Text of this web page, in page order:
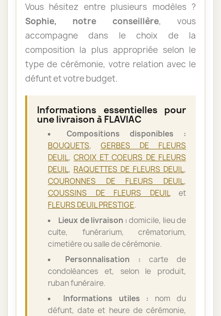
Vous hésitez entre plusieurs modèles ?
Sophie, notre conseillère, vous
accompagne dans le choix de la
composition la plus appropriée selon le
type de cérémonie, votre relation avec le
défunt et votre budget.
Informations essentielles pour
une livraison à FLAVIAC
Compositions disponibles :
BOUQUETS, GERBES DE FLEURS
DEUIL,CROIX ET COEURS DE FLEURS
DEUIL, RAQUETTES DE FLEURS DEUIL,
COURONNES DE FLEURS DEUIL,
COUSSINS DE FLEURS DEUILet
FLEURS DEUIL PRESTIGE.
Lieux de livraison :domicile, lieu de
culte, funérarium, crématorium,
cimetière ou salle de cérémonie.
Personnalisation : carte de
condoléances et, selon le produit,
ruban funéraire.
Informations utiles : nom du
défunt, date et heure de cérémonie,